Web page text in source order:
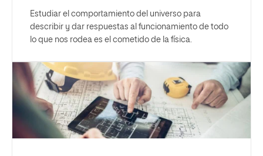
Estudiar el comportamiento del universo para
describir y dar respuestas al funcionamiento de todo
lo que nos rodea es el cometido de la física.